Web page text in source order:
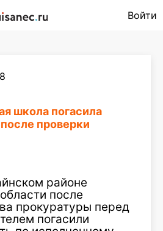
Войти
школа погасила
проверки
районе
после
прокуратуры перед
погасили